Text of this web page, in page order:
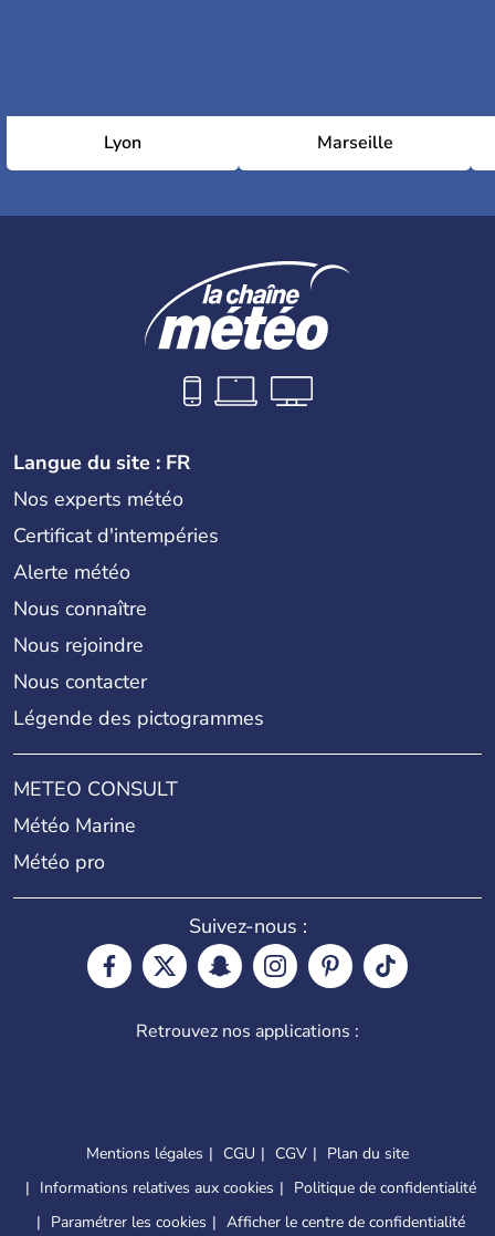
Lyon Marseille
Langue du site : FR
Nos experts météo
Certificat d'intempéries
Alerte météo
Nous connaître
Nous rejoindre
Nous contacter
Légende des pictogrammes
METEO CONSULT
Météo Marine
Météo pro
Suivez-nous :
Retrouvez nos applications :
Mentions légales CGU CGV
Plan du site
Informations relatives aux cookies
Politique de confidentialité
Paramétrer les cookies
Afficher le centre de confidentialité